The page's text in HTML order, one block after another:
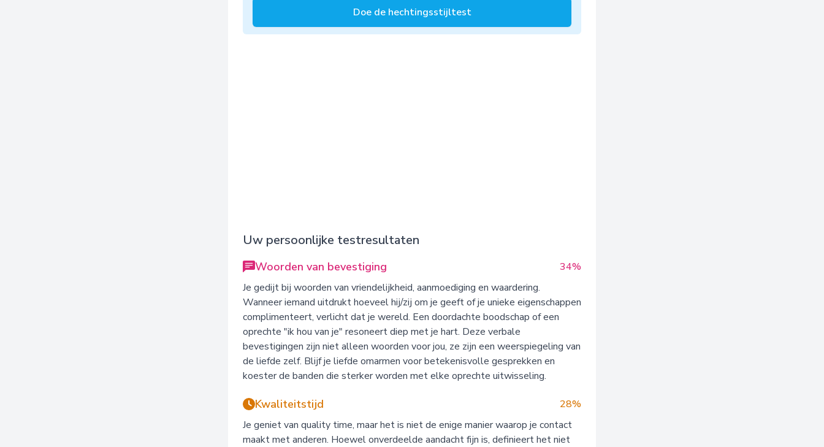
Doe de hechtingsstijltest
Uw persoonlijke testresultaten
Woorden van bevestiging
34%
Je gedijt bij woorden van vriendelijkheid, aanmoediging en waardering.
Wanneer iemand uitdrukt hoeveel hij/zij om je geeft of je unieke eigenschappen
complimenteert, verlicht dat je wereld. Een doordachte boodschap of een
oprechte "ik hou van je" resoneert diep met je hart. Deze verbale
bevestigingen zijn niet alleen woorden voor jou, ze zijn een weerspiegeling van
de liefde zelf. Blijf je liefde omarmen voor betekenisvolle gesprekken en
koester de banden die sterker worden met elke oprechte uitwisseling.
Kwaliteitstijd
28%
Je geniet van quality time, maar het is niet de enige manier waarop je contact
maakt met anderen. Hoewel onverdeelde aandacht fijn is, definieert het niet